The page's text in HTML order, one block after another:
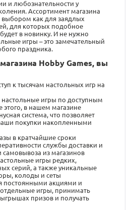
и любознательности у
Ассортимент магазина
выбором как для заядлых
для которых подобное
в новинку. И не нужно
игры – это замечательный
праздника.
Hobby Games, вы
к тысячам настольных игр на
настольные игры по доступным
этого, в нашем магазине
система, что позволяет
покупки накопленными
в кратчайшие сроки
службы доставки и
из магазинов
игры редких,
серий, а также уникальные
колоды и сеты
постоянными акциями и
игры, принимать
призов и получать